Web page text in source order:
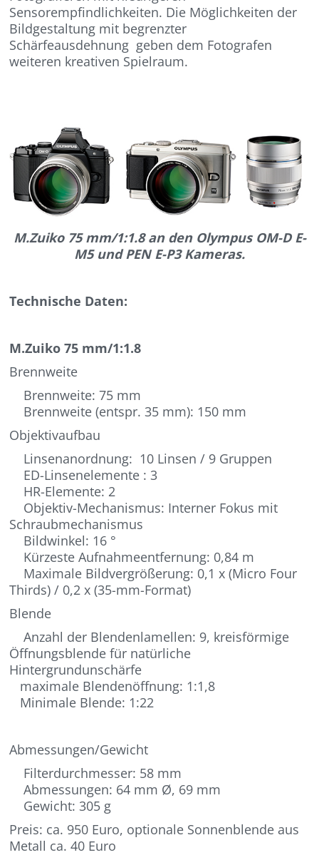
Sensorempfindlichkeiten. Die Möglichkeiten der
Bildgestaltung mit begrenzter
Schärfeausdehnung geben dem Fotografen
weiteren kreativen Spielraum.
M.Zuiko 75 mm/1:1.8 an den Olympus OM-D E-
M5 und PEN E-P3 Kameras.
Technische Daten:
M.Zuiko 75 mm/1:1.8
Brennweite
Brennweite: 75 mm
Brennweite (entspr. 35 mm): 150 mm
Objektivaufbau
Linsenanordnung: 10 Linsen / 9 Gruppen
ED-Linsenelemente : 3
HR-Elemente: 2
Objektiv-Mechanismus: Interner Fokus mit
Schraubmechanismus
Bildwinkel: 16 °
Kürzeste Aufnahmeentfernung: 0,84 m
Maximale Bildvergrößerung: 0,1 x (Micro Four
Thirds) / 0,2 x (35-mm-Format)
Blende
Anzahl der Blendenlamellen: 9, kreisförmige
Öffnungsblende für natürliche
Hintergrundunschärfe
maximale Blendenöffnung: 1:1,8
Minimale Blende: 1:22
Abmessungen/Gewicht
Filterdurchmesser: 58 mm
Abmessungen: 64 mm Ø, 69 mm
Gewicht: 305 g
Preis: ca. 950 Euro, optionale Sonnenblende aus
Metall ca. 40 Euro